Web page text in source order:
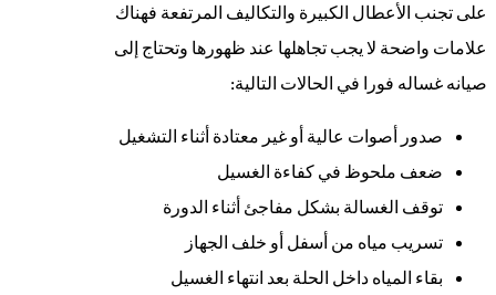
على تجنب الأعطال الكبيرة والتكاليف المرتفعة فهناك
علامات واضحة لا يجب تجاهلها عند ظهورها وتحتاج إلى
صيانه غساله فورا في الحالات التالية:
صدور أصوات عالية أو غير معتادة أثناء التشغيل
ضعف ملحوظ في كفاءة الغسيل
توقف الغسالة بشكل مفاجئ أثناء الدورة
تسريب مياه من أسفل أو خلف الجهاز
بقاء المياه داخل الحلة بعد انتهاء الغسيل